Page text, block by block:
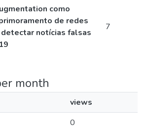
como
de redes
detectar notícias falsas
7
month
views
0